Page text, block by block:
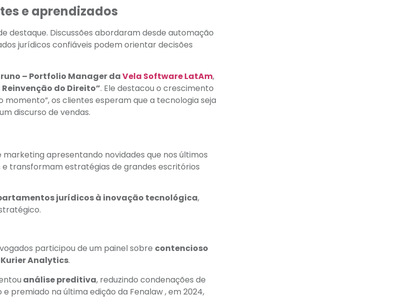
e aprendizados
destaque. Discussões abordaram desde automação
jurídicos confiáveis podem orientar decisões
– Portfolio Manager daVela Software LatAm,
do Direito”. Ele destacou o crescimento
os clientes esperam que a tecnologia seja
discurso de vendas.
apresentando novidades que nos últimos
transformam estratégias de grandes escritórios
jurídicos à inovação tecnológica,
participou de um painel sobre contencioso
Kurier Analytics.
análise preditiva, reduzindo condenações de
premiado na última edição da Fenalaw , em 2024,